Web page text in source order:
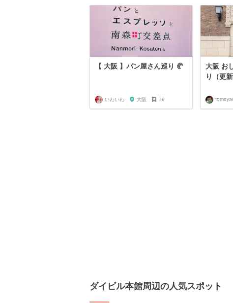
【 大阪 】パン屋さん巡り 🥐
いわいわ 大阪 76
大阪 お
り（更新
ダイビル本館周辺の人気スポット